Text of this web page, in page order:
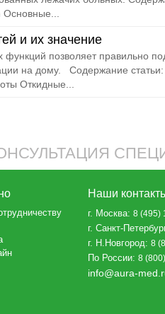
и их значение
позволяет правильно
на дому. Содержание статьи:
Откидные...
Наши
г. Москва:8 (495)
г. Санкт-
г. Н.Новгород:8
По России:8
info@aura-